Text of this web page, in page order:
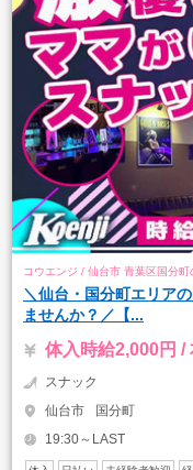
コウエンジ / 仙台市 青葉区国分町
＼仙台・国分町エリア
ませんか？／【...
体入時給2,000円 /
スナック
仙台市
国分町
19:30～LAST